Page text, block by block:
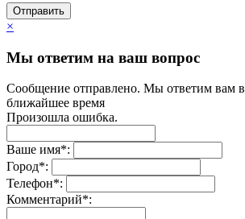
Отправить
×
Мы ответим на ваш вопрос
Сообщение отправлено. Мы ответим вам в
ближайшее время
Произошла ошибка.
Ваше имя*:
Город*:
Телефон*:
Комментарий*: